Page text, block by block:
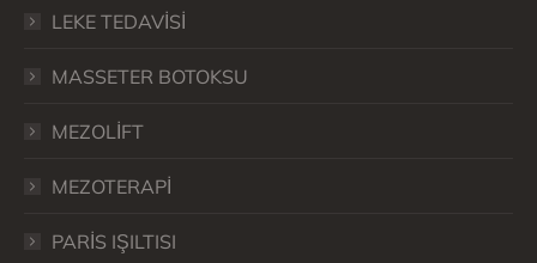
LEKE TEDAVİSİ
MASSETER BOTOKSU
MEZOLİFT
MEZOTERAPİ
PARİS IŞILTISI